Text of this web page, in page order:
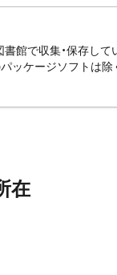
館で収集・保存し
ッケージソフトは除く
在